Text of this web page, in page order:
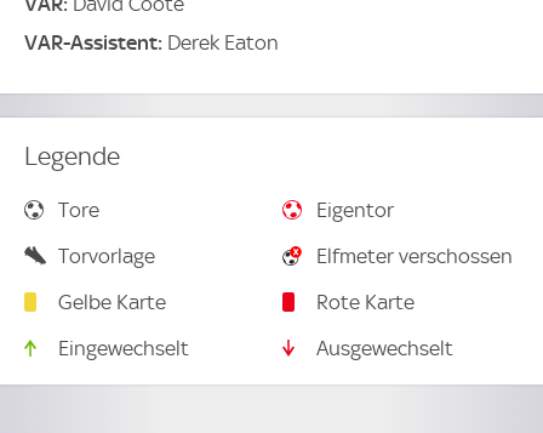
VAR-Assistent: Derek Eaton
Legende
Tore
Eigentor
Torvorlage
Elfmeter verschossen
Gelbe Karte
Rote Karte
Eingewechselt
Ausgewechselt